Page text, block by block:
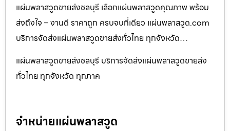
แผ่นพลาสวูดขายส่งชลบุรี เลือกแผ่นพลาสวูดคุณภาพ พร้อม
ส่งถึงใจ – งานดี ราคาถูก ครบจบที่เดียว แผ่นพลาสวูด.com
บริการจัดส่งแผ่นพลาสวูดขายส่งทั่วไทย ทุกจังหวัด…
แผ่นพลาสวูดขายส่งชลบุรี บริการจัดส่งแผ่นพลาสวูดขายส่ง
ทั่วไทย ทุกจังหวัด ทุกภาค
จำหน่ายแผ่นพลาสวูด